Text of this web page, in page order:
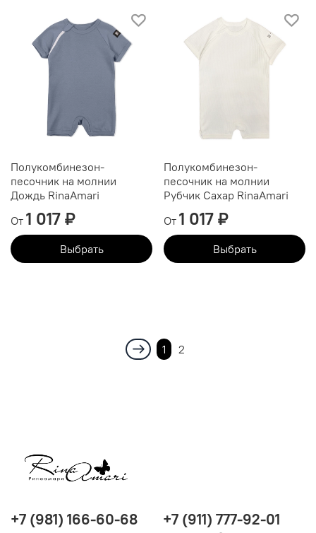
Полукомбинезон-
песочник на молнии
Дождь RinaAmari
От 1 017 ₽
Выбрать
Полукомбинезон-
песочник на молнии
Рубчик Сахар RinaAmari
От 1 017 ₽
Выбрать
1 2
+7 (981) 166-60-68 +7 (911) 777-92-01